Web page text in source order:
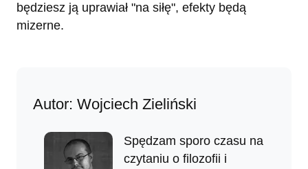
będziesz ją uprawiał "na siłę", efekty będą
mizerne.
Autor: Wojciech Zieliński
Spędzam sporo czasu na
czytaniu o filozofii i